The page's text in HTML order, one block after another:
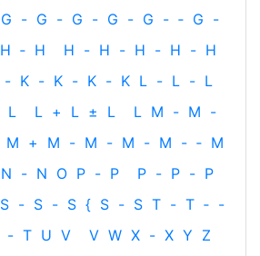
G - G - G - G - G - ‐ G -
H ‐ H H - H - H - H - H
- K - K - K - K L - L - L
L L + L ± L L M - M -
M + M - M - M - M - ‐ M
N - N O P - P P - P - P
S - S - S { S - S T - T ‐ -
- T U V V W X - X Y Z